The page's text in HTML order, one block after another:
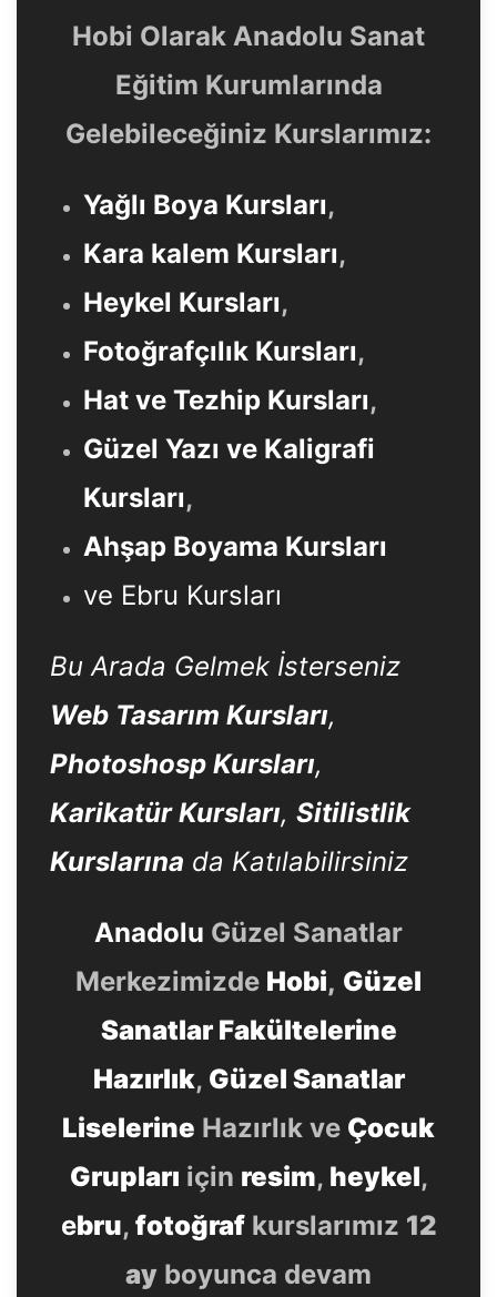
Hobi Olarak Anadolu Sanat
Eğitim Kurumlarında
Gelebileceğiniz Kurslarımız:
Yağlı Boya Kursları,
Kara kalem Kursları,
Heykel Kursları,
Fotoğrafçılık Kursları,
Hat ve Tezhip Kursları,
Güzel Yazı ve Kaligrafi
Kursları,
Ahşap Boyama Kursları
ve Ebru Kursları
Bu Arada Gelmek İsterseniz
Web Tasarım Kursları,
Photoshosp Kursları,
Karikatür Kursları, Sitilistlik
Kurslarına da Katılabilirsiniz
Anadolu Güzel Sanatlar
Merkezimizde Hobi, Güzel
Sanatlar Fakültelerine
Hazırlık, Güzel Sanatlar
Liselerine Hazırlık ve Çocuk
Grupları için resim, heykel,
ebru, fotoğrafkurslarımız 12
ay boyunca devam